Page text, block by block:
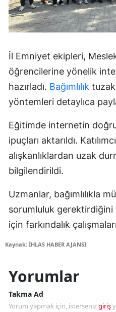
İl Emniyet ekipleri,
öğrencilerine yönelik
hazırladı. Bağımlılık
yöntemleri detaylıca
Eğitimde internetin
ipuçları aktarıldı.
alışkanlıklardan uzak
bilgilendirildi.
Uzmanlar, bağımlılıkla
sorumluluk gerektirdiğini
için farkındalık
Kaynak: İHLAS HABER AJANSI
Yorumlar
Takma Ad
Yorum yapmak için, istersenizgiriş